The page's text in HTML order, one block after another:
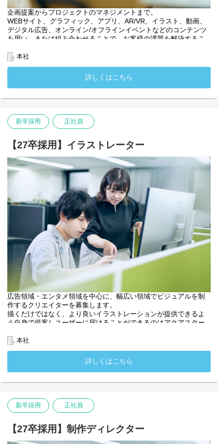
企画提案からプロジェクトのマネジメントまで。
WEBサイト、グラフィック、アプリ、AR/VR、イラスト、動画、
デジタル広告、オンライン/オフラインイベントなどのコンテンツ
を用い、または組み合わせることで、お客様の課題を解決するこ
多岐にわたる可能性から、幅広い知識や経験、特にデジタルや広
入社後は、大きい裁量を持ち、顧客の期待を超える成果を出せる
アクアスター社員として成長できる体制があります。
デューサー、プランナー、部内をまとめるマネージャーや会社の
す。
・入社時配属先：アカウントセールス部
本社
詳しくはこちら
新卒採用 正社員
【27卒採用】イラストレーター
広告領域・エンタメ領域を中心に、幅広い領域でビジュアルを制
作するクリエイターを募集します。
描くだけではなく、より良いイラストレーションが提供できるよ
う自身で提案しユーザーに届けることができるのはアクアスター
チームで連携し高い成果を出せるよう、実績豊富な先輩社員から
学べる体制が確立されています。
・入社時配属先：ビジュアルワークス部
・入社時配属先：関西支社
本社
詳しくはこちら
新卒採用 正社員
【27卒採用】制作ディレクター